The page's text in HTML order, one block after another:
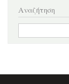
Αναζήτηση
Αναζήτηση